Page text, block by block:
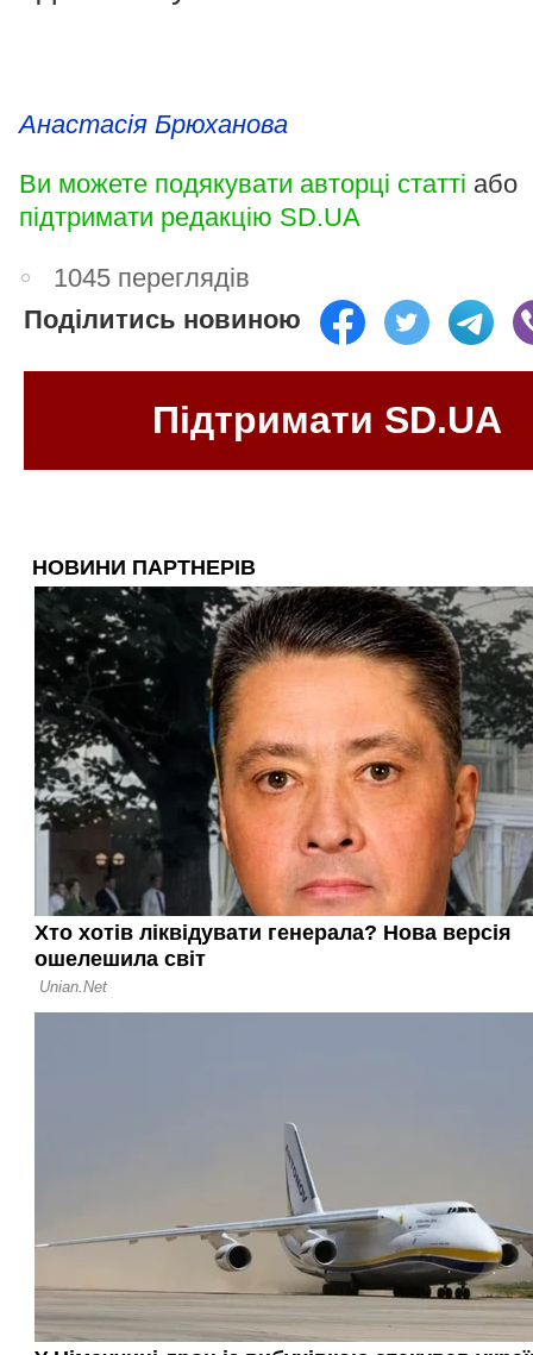
Анастасія Брюханова
Ви можете подякувати авторці статті або
підтримати редакцію SD.UA
1045 переглядів
Поділитись новиною
Підтримати SD.UA